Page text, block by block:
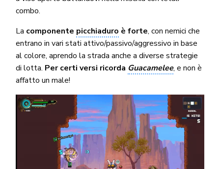
combo.
La componente picchiaduro è forte, con nemici che
entrano in vari stati attivo/passivo/aggressivo in base
al colore, aprendo la strada anche a diverse strategie
di lotta. Per certi versi ricorda Guacamelee, e non è
affatto un male!